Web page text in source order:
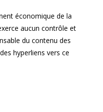
économique de la
aucun contrôle et
du contenu des
hyperliens vers ce